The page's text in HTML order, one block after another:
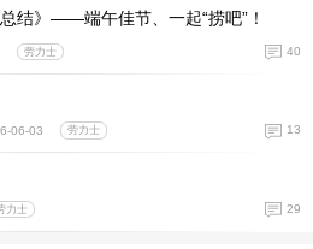
结》——端午佳节、一起“捞吧”！
劳力士 40
06-03 劳力士 13
力士 29